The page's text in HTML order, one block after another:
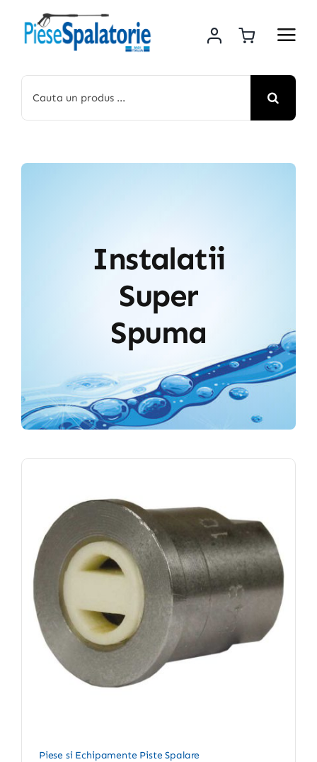
Instalatii
Super
Spuma
Piese si Echipamente Piste Spalare